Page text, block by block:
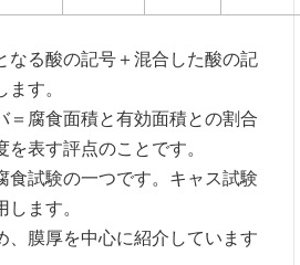
る酸の記号＋混合した酸の記
す。
腐食面積と有効面積との割合
表す評点のことです。
試験の一つです。キャス試験
ます。
膜厚を中心に紹介しています